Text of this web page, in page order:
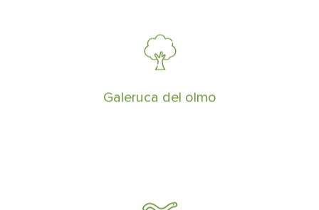
Galeruca del olmo
La Galeruca del olmo es un insecto, que
se ha convertido en una de las
¡Deshazte de ella!